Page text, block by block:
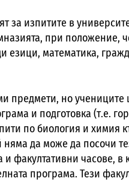
за изпитите в
при положение,
езици, математика,
предмети, но учениците
и подготовка (т.е.
по биология и химия
няма да може да посочи
часове, в
програма. Тези